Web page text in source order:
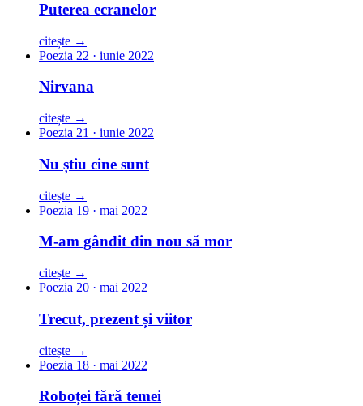
Puterea ecranelor
citește →
Poezia 22 · iunie 2022
Nirvana
citește →
Poezia 21 · iunie 2022
Nu știu cine sunt
citește →
Poezia 19 · mai 2022
M-am gândit din nou să mor
citește →
Poezia 20 · mai 2022
Trecut, prezent și viitor
citește →
Poezia 18 · mai 2022
Roboței fără temei